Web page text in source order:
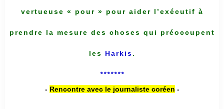
vertueuse « pour » pour aider l’exécutif à
prendre la mesure des choses qui préoccupent
les Harkis.
*******
- Rencontre avec le journaliste coréen -